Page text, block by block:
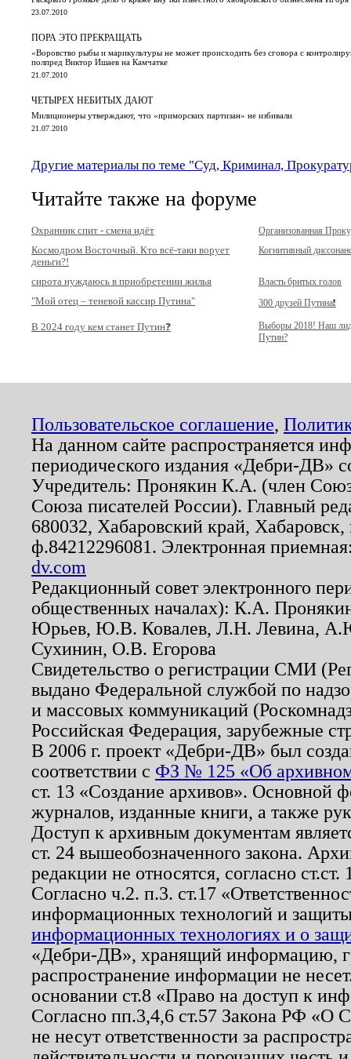
23.07.2010
ПОРА ЭТО ПРЕКРАЩАТЬ
«Воровство рыбы и марикультуры не может происходить без сговора с
полпред Виктор Ишаев на Камчатке
21.07.2010
ЧЕТЫРЕХ НЕБИТЫХ ДАЮТ
Милиционеры утверждают, что «приморских партизан» не избивали
21.07.2010
Другие материалы по теме "Суд, Криминал,
Читайте также на форуме
Охранник спит - смена идёт
Организованная
Космодром Восточный. Кто всё-таки ворует
деньги?!
Когнитивный
сирота нуждаюсь в приобретении жилья
Власть бритых голов
"Мой отец – теневой кассир Путина"
300 друзей Путина❗️
В 2024 году кем станет Путин❓
Выборы 2018! Наш
Путин?
Пользовательское соглашение,
На данном сайте распространяется
периодического издания «Дебри-ДВ»
Учредитель: Пронякин К.А. (член
Союза писателей России). Главный
680032, Хабаровский край,
ф.84212296081. Электронная
dv.com
Редакционный совет электронного
общественных началах): К.А.
Юрьев, Ю.В. Ковалев, Л.Н. Левина,
Сухинин, О.В. Егорова
Свидетельство о регистрации СМИ
выдано Федеральной службой по
и массовых коммуникаций
Российская Федерация, зарубежные
В 2006 г. проект «Дебри-ДВ» был
соответствии с ФЗ № 125 «Об
ст. 13 «Создание архивов». Основной
журналов, изданные книги, а также
Доступ к архивным документам
ст. 24 вышеобозначенного закона.
редакции не относятся, согласно
Согласно ч.2. п.3. ст.17
информационных технологий и
информационных технологиях и о
«Дебри-ДВ», хранящий информацию,
распространение информации не
основании ст.8 «Право на доступ к
Согласно пп.3,4,6 ст.57 Закона РФ «О
не несут ответственности за